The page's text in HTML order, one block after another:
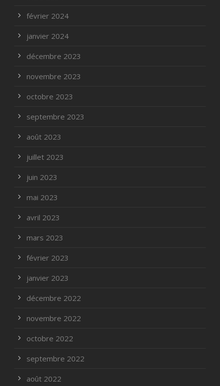
février 2024
janvier 2024
décembre 2023
novembre 2023
octobre 2023
septembre 2023
août 2023
juillet 2023
juin 2023
mai 2023
avril 2023
mars 2023
février 2023
janvier 2023
décembre 2022
novembre 2022
octobre 2022
septembre 2022
août 2022